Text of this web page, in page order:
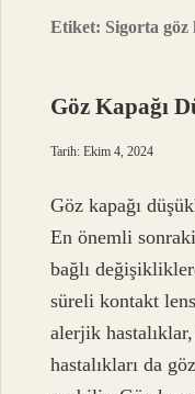
Etiket: Sigorta göz
Göz Kapağı
Tarih: Ekim 4, 2024
Göz kapağı
En önemli
bağlı
süreli kontakt
alerjik
hastalıkları da